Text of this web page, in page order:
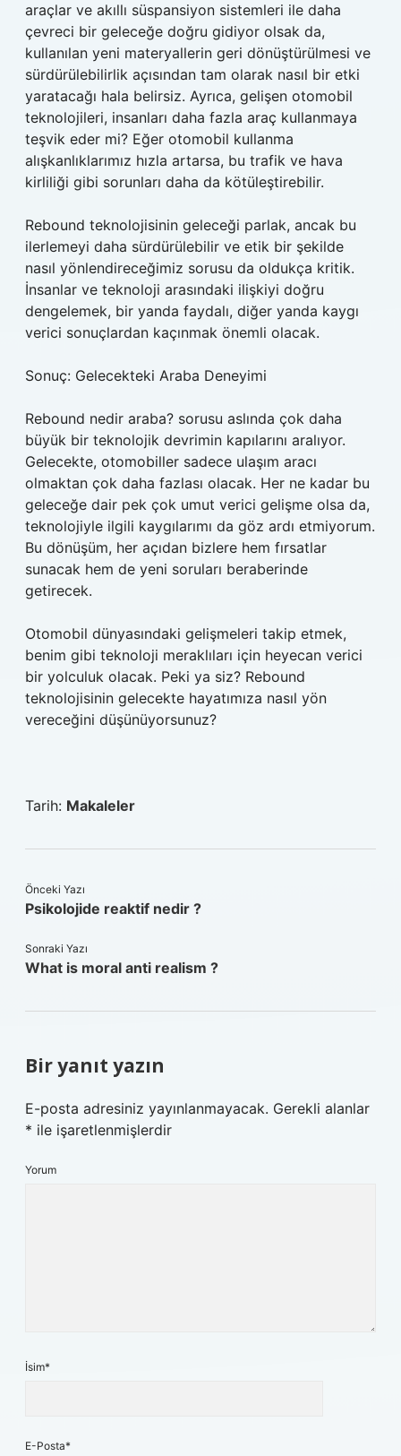
araçlar ve akıllı süspansiyon sistemleri ile daha
çevreci bir geleceğe doğru gidiyor olsak da,
kullanılan yeni materyallerin geri dönüştürülmesi ve
sürdürülebilirlik açısından tam olarak nasıl bir etki
yaratacağı hala belirsiz. Ayrıca, gelişen otomobil
teknolojileri, insanları daha fazla araç kullanmaya
teşvik eder mi? Eğer otomobil kullanma
alışkanlıklarımız hızla artarsa, bu trafik ve hava
kirliliği gibi sorunları daha da kötüleştirebilir.
Rebound teknolojisinin geleceği parlak, ancak bu
ilerlemeyi daha sürdürülebilir ve etik bir şekilde
nasıl yönlendireceğimiz sorusu da oldukça kritik.
İnsanlar ve teknoloji arasındaki ilişkiyi doğru
dengelemek, bir yanda faydalı, diğer yanda kaygı
verici sonuçlardan kaçınmak önemli olacak.
Sonuç: Gelecekteki Araba Deneyimi
Rebound nedir araba? sorusu aslında çok daha
büyük bir teknolojik devrimin kapılarını aralıyor.
Gelecekte, otomobiller sadece ulaşım aracı
olmaktan çok daha fazlası olacak. Her ne kadar bu
geleceğe dair pek çok umut verici gelişme olsa da,
teknolojiyle ilgili kaygılarımı da göz ardı etmiyorum.
Bu dönüşüm, her açıdan bizlere hem fırsatlar
sunacak hem de yeni soruları beraberinde
getirecek.
Otomobil dünyasındaki gelişmeleri takip etmek,
benim gibi teknoloji meraklıları için heyecan verici
bir yolculuk olacak. Peki ya siz? Rebound
teknolojisinin gelecekte hayatımıza nasıl yön
vereceğini düşünüyorsunuz?
Tarih: Makaleler
Önceki Yazı
Psikolojide reaktif nedir ?
Sonraki Yazı
What is moral anti realism ?
Bir yanıt yazın
E-posta adresiniz yayınlanmayacak. Gerekli alanlar
* ile işaretlenmişlerdir
Yorum
İsim*
E-Posta*